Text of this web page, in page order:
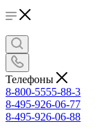
Телефоны
8-800-5555-88-3
8-495-926-06-77
8-495-926-06-88